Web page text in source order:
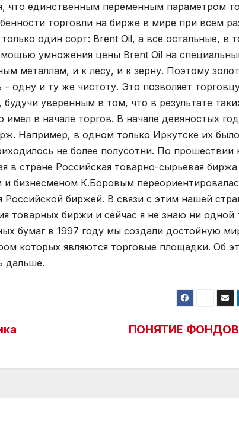
что единственным переменным параметром
торговли на бирже в мире при всем
один сорт: Brent Oil, а все остальные, в
умножения цены Brent Oil на
металлам, и к лесу, и к зерну. Поэтому
одну и ту же чистоту. Это позволяет
уверенным в том, что в результате
имел в начале торгов. В начале девяностых
Например, в одном только Иркутске их
не более полусотни. По прошествии
в стране Российская товарно-сырьевая
и бизнесменом К.Боровым
биржей. В связи с этим нашей
товарных биржи и сейчас я не знаю ни одной
бумаг в 1997 году мы создали достойную
которых являются торговые площадки. Об
дальше.
ПОНЯТИЕ